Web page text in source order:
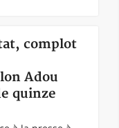
complot
Adou
quinze